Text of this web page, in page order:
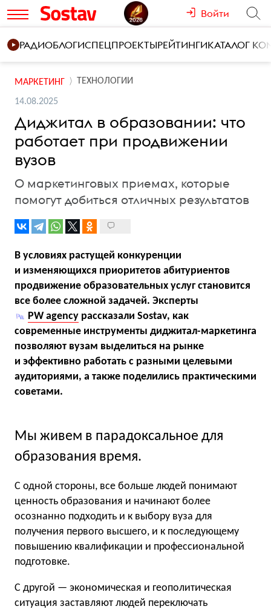
Войти
РАДИОБЛОГИСПЕЦПРОЕКТЫРЕЙТИНГИКАТАЛОГ
МАРКЕТИНГ ТЕХНОЛОГИИ
14.08.2025
Диджитал в образовании: что
работает при продвижении
вузов
О маркетинговых приемах, которые
помогут добиться отличных результатов
В условиях растущей конкуренции
и изменяющихся приоритетов абитуриентов
продвижение образовательных услуг становится
все более сложной задачей. Эксперты
PW agency рассказали Sostav, как
современные инструменты диджитал-маркетинга
позволяют вузам выделиться на рынке
и эффективно работать с разными целевыми
аудиториями, а также поделились практическими
советами.
Мы живем в парадоксальное для
образования время.
С одной стороны, все больше людей понимают
ценность образования и начинают более
осознанно подходить и к выбору вуза для
получения первого высшего, и к последующему
повышению квалификации и профессиональной
подготовке.
С другой — экономическая и геополитическая
ситуация заставляют людей переключать